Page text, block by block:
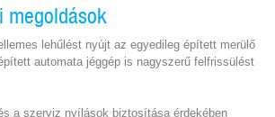
megoldások
lehűlést nyújt az egyedileg épített merülő
automata jéggép is nagyszerű felfrissülést
a szerviz nyílások biztosítása érdekében